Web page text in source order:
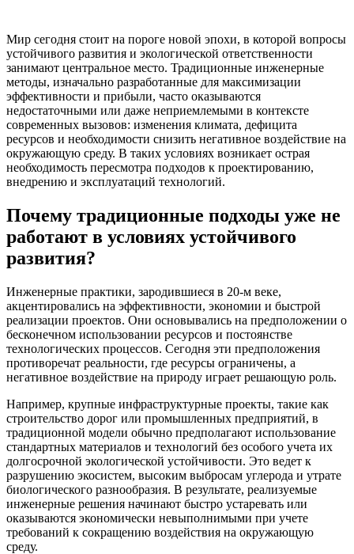
Мир сегодня стоит на пороге новой эпохи, в которой вопросы
устойчивого развития и экологической ответственности
занимают центральное место. Традиционные инженерные
методы, изначально разработанные для максимизации
эффективности и прибыли, часто оказываются
недостаточными или даже неприемлемыми в контексте
современных вызовов: изменения климата, дефицита
ресурсов и необходимости снизить негативное воздействие на
окружающую среду. В таких условиях возникает острая
необходимость пересмотра подходов к проектированию,
внедрению и эксплуатаций технологий.
Почему традиционные подходы уже не
работают в условиях устойчивого
развития?
Инженерные практики, зародившиеся в 20-м веке,
акцентировались на эффективности, экономии и быстрой
реализации проектов. Они основывались на предположении о
бесконечном использовании ресурсов и постоянстве
технологических процессов. Сегодня эти предположения
противоречат реальности, где ресурсы ограничены, а
негативное воздействие на природу играет решающую роль.
Например, крупные инфраструктурные проекты, такие как
строительство дорог или промышленных предприятий, в
традиционной модели обычно предполагают использование
стандартных материалов и технологий без особого учета их
долгосрочной экологической устойчивости. Это ведет к
разрушению экосистем, высоким выбросам углерода и утрате
биологического разнообразия. В результате, реализуемые
инженерные решения начинают быстро устаревать или
оказываются экономически невыполнимыми при учете
требований к сокращению воздействия на окружающую
среду.